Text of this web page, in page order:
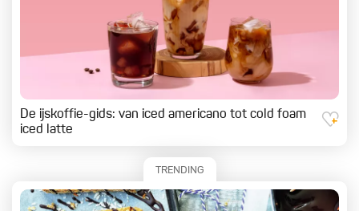
De ijskoffie-gids: van iced americano tot cold foam
iced latte
TRENDING